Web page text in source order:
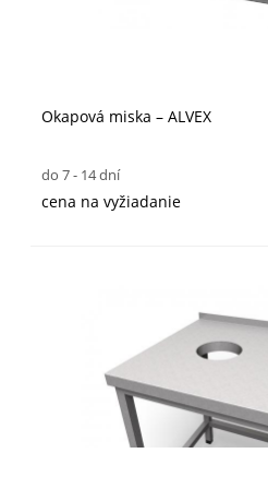
Okapová miska – ALVEX
do 7 - 14 dní
cena na vyžiadanie